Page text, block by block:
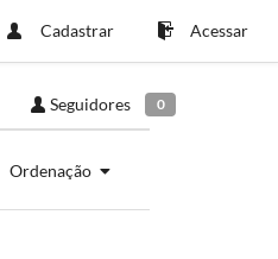
Cadastrar Acessar
Seguidores 0
Ordenação